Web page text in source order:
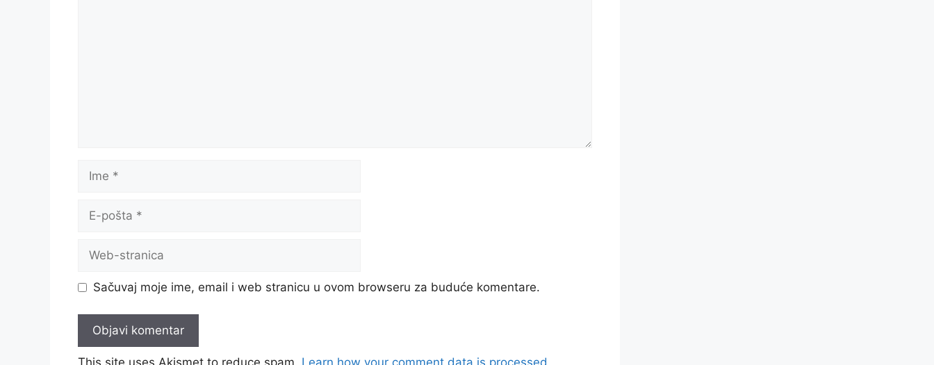
Ime
pošta
Web-
Sačuvaj moje ime, email i web stranicu u ovom browseru za buduće komentare.
This site uses Akismet to reduce spam. Learn how your comment data is processed.